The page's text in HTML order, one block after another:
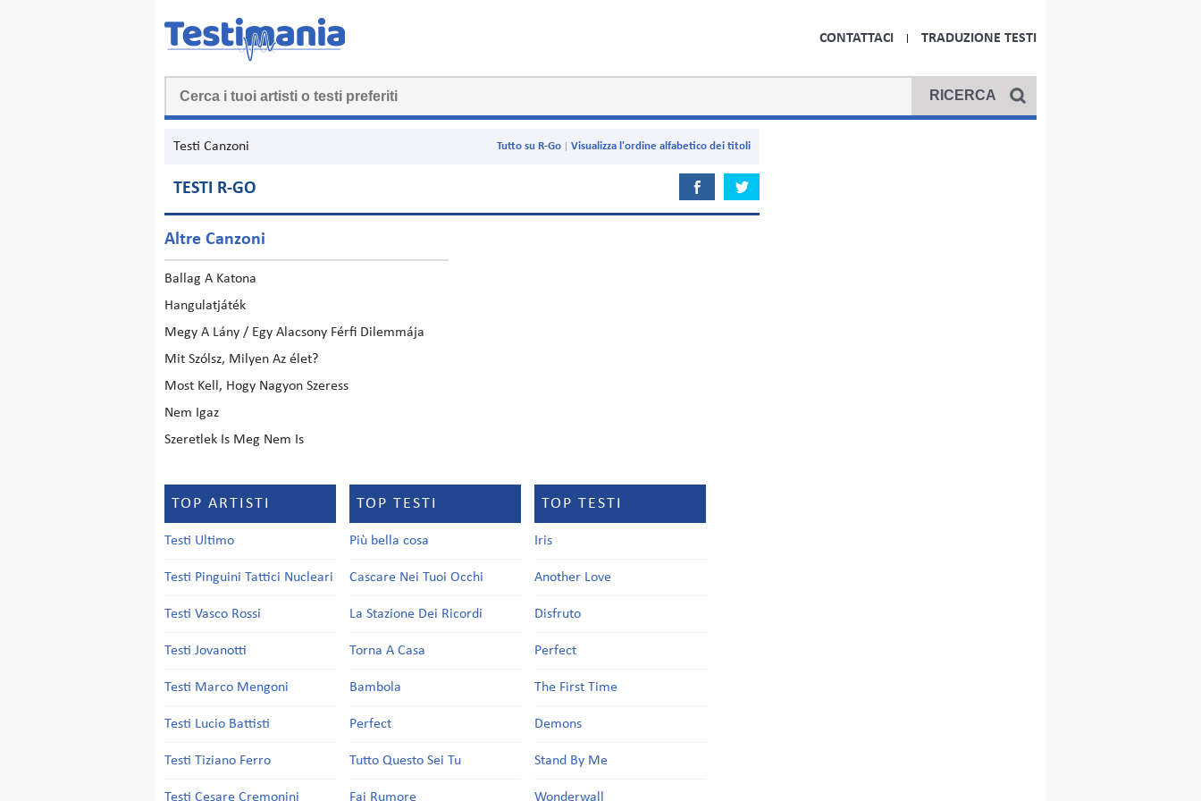
CONTATTACI TRADUZIONE TESTI
Testi Canzoni Visualizza l'ordine alfabetico dei titoli
Tutto su R-Go
TESTI R-GO
Altre Canzoni
Ballag A Katona
Hangulatjáték
Megy A Lány / Egy Alacsony Férfi Dilemmája
Mit Szólsz, Milyen Az élet?
Most Kell, Hogy Nagyon Szeress
Nem Igaz
Szeretlek Is Meg Nem Is
TOP ARTISTI
Testi Ultimo
Testi Pinguini Tattici Nucleari
Testi Vasco Rossi
Testi Jovanotti
Testi Marco Mengoni
Testi Lucio Battisti
Testi Tiziano Ferro
Testi Cesare Cremonini
TOP TESTI
Più bella cosa
Cascare Nei Tuoi Occhi
La Stazione Dei Ricordi
Torna A Casa
Bambola
Perfect
Tutto Questo Sei Tu
Fai Rumore
TOP TESTI
Iris
Another Love
Disfruto
Perfect
The First Time
Demons
Stand By Me
Wonderwall